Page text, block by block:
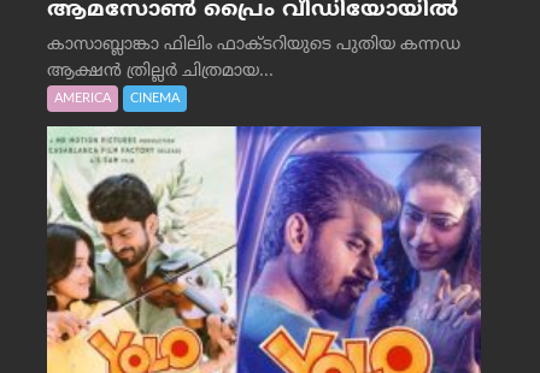
ആമസോൺ പ്രൈം വീഡിയോയിൽ
കാസാബ്ലാങ്കാ ഫിലിം ഫാക്ടറിയുടെ പുതിയ കന്നഡ
ആക്ഷൻ ത്രില്ലർ ചിത്രമായ...
AMERICA CINEMA